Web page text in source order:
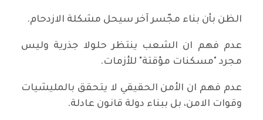
الظن بأن بناء مجّسر آخر سيحل مشكلة الازدحام.
عدم فهم ان الشعب ينتظر حلولا جذرية وليس
مجرد "مسكنات مؤقتة" للأزمات.
عدم فهم ان الأمن الحقيقي لا يتحقق بالمليشيات
وقوات الامن، بل ببناء دولة قانون عادلة.